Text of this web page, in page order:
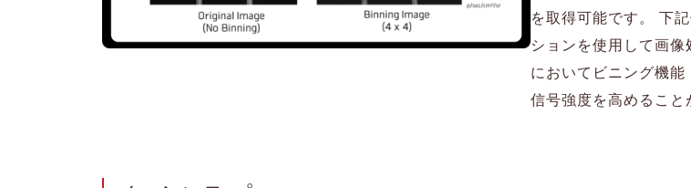
を取得可能です。 下
ションを使用して画
においてビニング機能
信号強度を高めること